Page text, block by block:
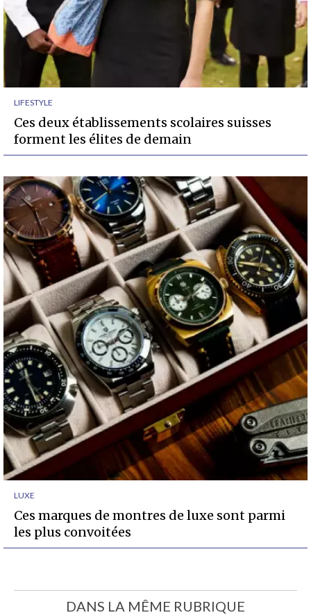
LIFESTYLE
Ces deux établissements scolaires suisses
forment les élites de demain
LUXE
Ces marques de montres de luxe sont parmi
les plus convoitées
DANS LA MÊME RUBRIQUE